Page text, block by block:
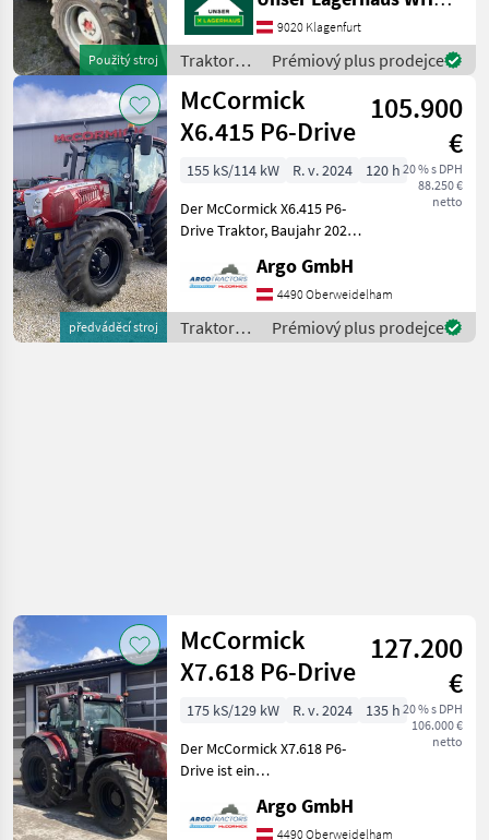
Použitý stroj
Steuergeräte Bereifung
420/70 R30 u. 360/70 R20
Informieren Sie sich bitte
vor Fahrt-A
9020 Klagenfurt
Traktory /
McCormick
Prémiový plus prodejce
předváděcí stroj
McCormick
X6.415 P6-Drive
105.900
€
20 % s DPH
88.250 €
netto
155 kS/114 kW R. v. 2024
120 h
Der McCormick X6.415 P6-
Drive Traktor, Baujahr 2024,
vielseitiges Fahrzeug, das
speziell für anspruchsvolle
landwirtschaftliche
Aufgaben
Argo GmbH
4490 Oberweidelham
Traktory /
McCormick
Prémiový plus prodejce
McCormick
X7.618 P6-Drive
127.200
€
20 % s DPH
106.000 €
netto
175 kS/129 kW R. v. 2024
135 h
Der McCormick X7.618 P6-
Drive ist ein
Standardtraktor der Marke
McCormick, der im Jahr
Argo GmbH
4490 Oberweidelham